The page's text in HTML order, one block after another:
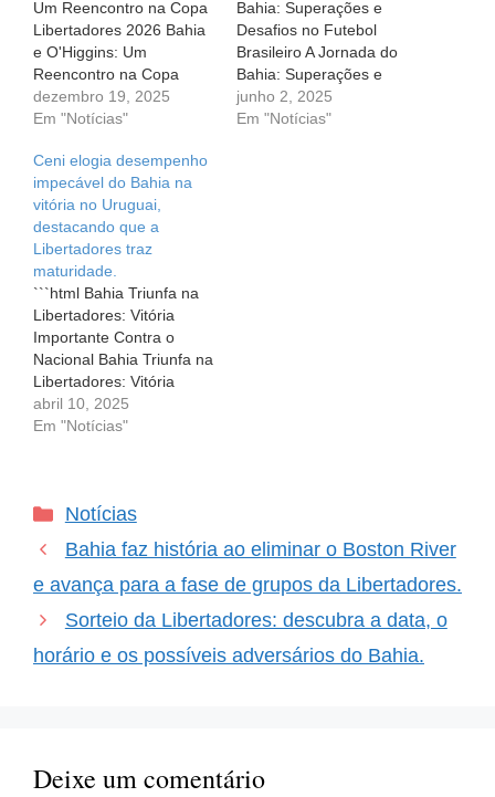
Um Reencontro na Copa
Libertadores 2026 Bahia
e O'Higgins: Um
Reencontro na Copa
Libertadores 2026 O
coração de cada torcedor
grandes desafios. E
agora, com o sorteio da
fase preliminar da Copa
Libertadores 2026, o
Bahia se prepara para
uma batalha…
dezembro 19, 2025
Em "Notícias"
Bahia: Superações e
Desafios no Futebol
Brasileiro A Jornada do
Bahia: Superações e
Desafios no Futebol
Brasileiro Quando
junho 2, 2025
Em "Notícias"
Ceni elogia desempenho
impecável do Bahia na
vitória no Uruguai,
destacando que a
Libertadores traz
maturidade.
```html Bahia Triunfa na
Libertadores: Vitória
Importante Contra o
Nacional Bahia Triunfa na
Libertadores: Vitória
Importante Contra o
Nacional O futebol é
Recentemente, o Bahia
teve a oportunidade de
viver um desses
momentos mágicos ao
significativa sobre o
Nacional, no…
abril 10, 2025
Em "Notícias"
Categorias
Notícias
Bahia faz história ao eliminar o Boston River
e avança para a fase de grupos da Libertadores.
Sorteio da Libertadores: descubra a data, o
horário e os possíveis adversários do Bahia.
Deixe um comentário